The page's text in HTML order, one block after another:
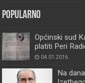
Popularno
Općinski sud
platiti Peri
04.01.2016.
Na